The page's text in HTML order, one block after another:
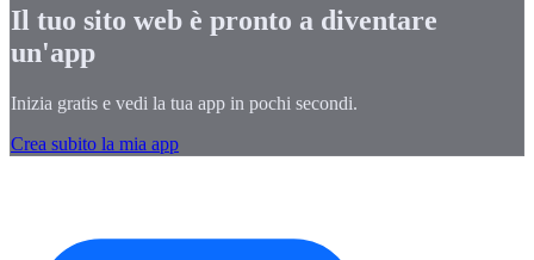
Il tuo sito web è pronto a diventare
un'app
Inizia gratis e vedi la tua app in pochi secondi.
Crea subito la mia app